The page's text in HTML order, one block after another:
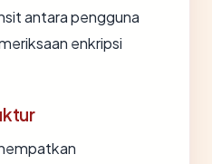
antara pengguna
enkripsi